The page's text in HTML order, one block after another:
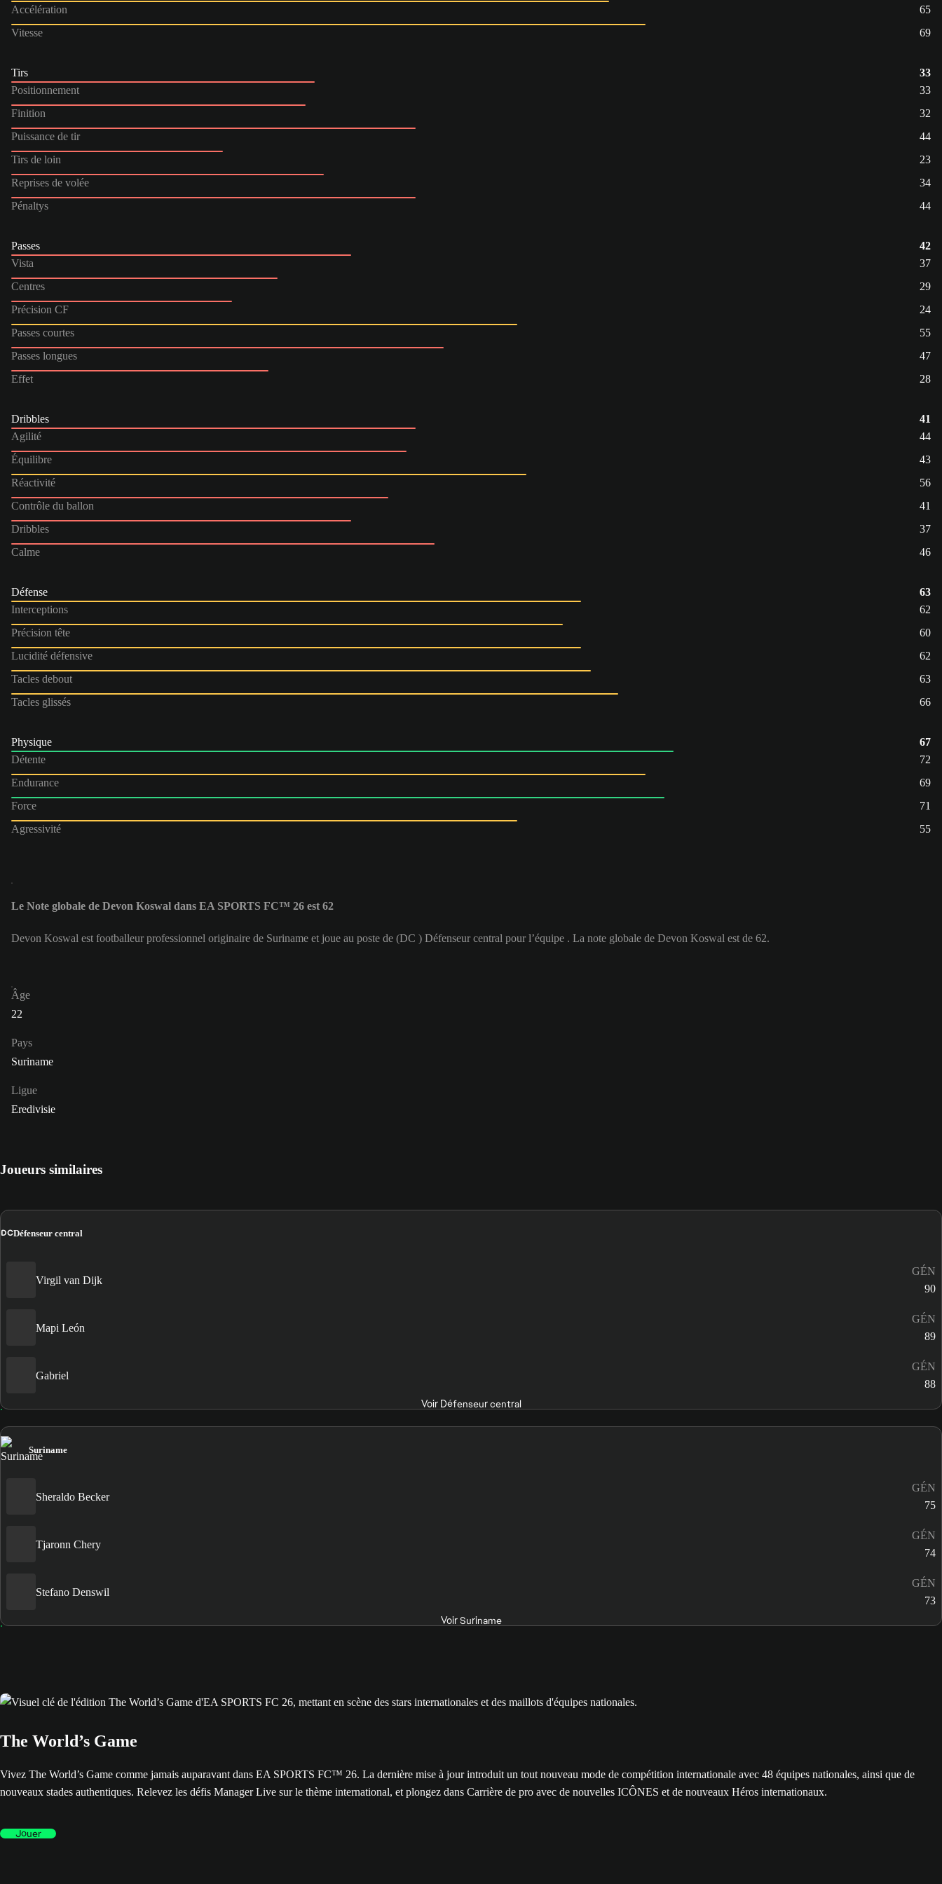
Accélération
65
Vitesse
69
Tirs
33
Positionnement
33
Finition
32
Puissance de tir
44
Tirs de loin
23
Reprises de volée
34
Pénaltys
44
Passes
42
Vista
37
Centres
29
Précision CF
24
Passes courtes
55
Passes longues
47
Effet
28
Dribbles
41
Agilité
44
Équilibre
43
Réactivité
56
Contrôle du ballon
41
Dribbles
37
Calme
46
Défense
63
Interceptions
62
Précision tête
60
Lucidité défensive
62
Tacles debout
63
Tacles glissés
66
Physique
67
Détente
72
Endurance
69
Force
71
Agressivité
55
Le Note globale de Devon Koswal dans EA SPORTS FC™ 26 est 62
Devon Koswal est footballeur professionnel originaire de Suriname et joue au poste de (DC ) Défenseur central pour l’équipe . La note globale de Devon Koswal est de 62.
Âge
22
Pays
Suriname
Ligue
Eredivisie
Joueurs similaires
DCDéfenseur central
Virgil van Dijk
GÉN
90
Mapi León
GÉN
89
Gabriel
GÉN
88
Voir Défenseur central
Suriname
Sheraldo Becker
GÉN
75
Tjaronn Chery
GÉN
74
Stefano Denswil
GÉN
73
Voir Suriname
The World’s Game
Vivez The World’s Game comme jamais auparavant dans EA SPORTS FC™ 26. La dernière mise à jour introduit un tout nouveau mode de compétition internationale avec 48 équipes nationales, ainsi que de
nouveaux stades authentiques. Relevez les défis Manager Live sur le thème international, et plongez dans Carrière de pro avec de nouvelles ICÔNES et de nouveaux Héros internationaux.
Jouer